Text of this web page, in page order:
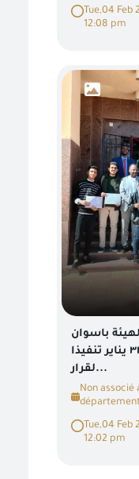
Tue,04 Feb
12:08 pm
باسوان
يوم الجمعة الموافق ٣١ يناير تنفيذا
لقرار...
Non associé
Tue,04 Feb
12:02 pm